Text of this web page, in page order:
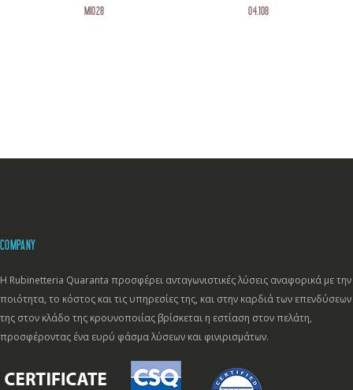
MI028 04.108
COMPANY
Η Rubinetteria Quaranta προσφέρει ανταγωνιστικές λύσεις αναφορικά με την
ποιότητα, το κόστος και τις υπηρεσίες της, και στην καρδιά των επενδύσεων
της στον κλάδο της κρουνοποιίας βρίσκεται η εστίαση στον πελάτη,
προσφέροντας ένα ευρύ φάσμα λύσεων και φινιρισμάτων.